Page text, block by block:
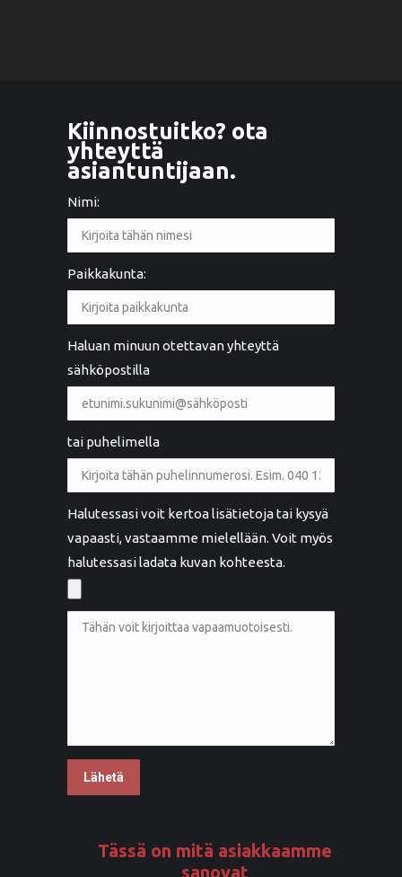
Kiinnostuitko? ota
yhteyttä
asiantuntijaan.
Nimi:
Paikkakunta:
Haluan minuun otettavan yhteyttä
sähköpostilla
tai puhelimella
Halutessasi voit kertoa lisätietoja tai kysyä
vapaasti, vastaamme mielellään. Voit myös
halutessasi ladata kuvan kohteesta.
Tässä on mitä asiakkaamme
sanovat